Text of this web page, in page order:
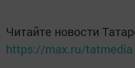
Читайте новости
https://max.ru/tatmedia